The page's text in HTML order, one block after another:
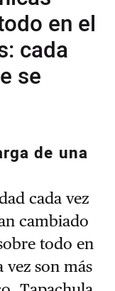
en el
cada
se
de una
cada vez
cambiado
todo en
vez son más